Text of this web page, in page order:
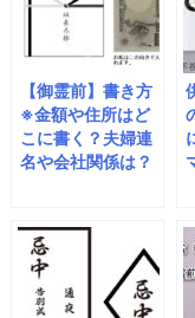
【御霊前】書き方
※金額や住所はど
こに書く？夫婦連
名や会社関係は？